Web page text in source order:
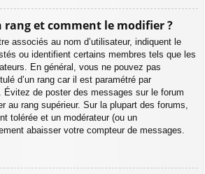
rang et comment le modifier ?
associés au nom d’utilisateur, indiquent le
ou identifient certains membres tels que les
En général, vous ne pouvez pas
d’un rang car il est paramétré par
Évitez de poster des messages sur le forum
au rang supérieur. Sur la plupart des forums,
tolérée et un modérateur (ou un
abaisser votre compteur de messages.